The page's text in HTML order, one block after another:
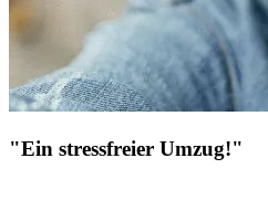
"Ein stressfreier Umzug!"